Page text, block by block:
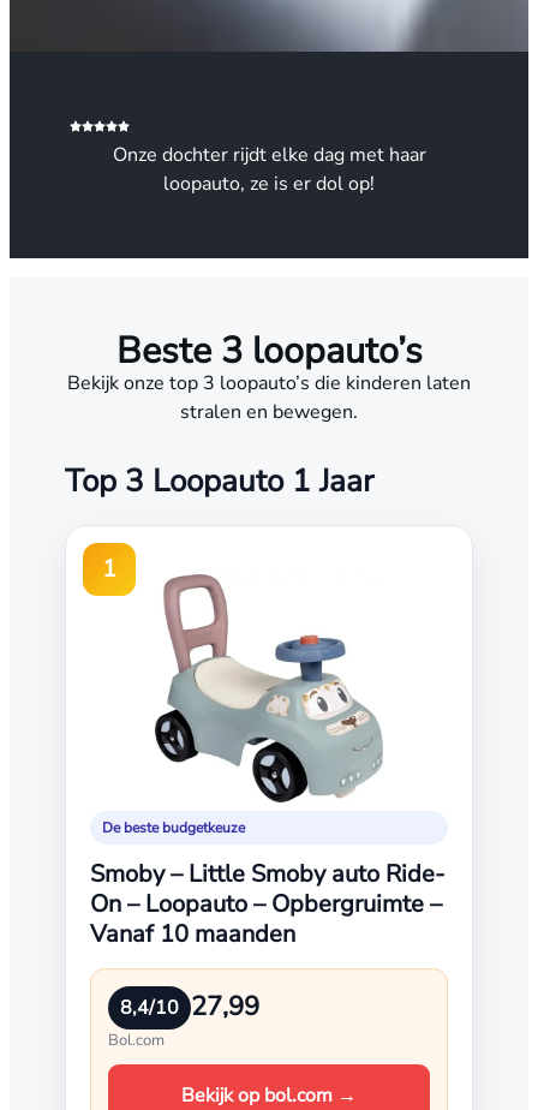
Onze dochter rijdt elke dag met haar
loopauto, ze is er dol op!
Beste 3 loopauto’s
Bekijk onze top 3 loopauto’s die kinderen laten
stralen en bewegen.
Top 3 Loopauto 1 Jaar
1
De beste budgetkeuze
Smoby – Little Smoby auto Ride-
On – Loopauto – Opbergruimte –
Vanaf 10 maanden
8,4/10 27,99
Bol.com
Bekijk op bol.com →